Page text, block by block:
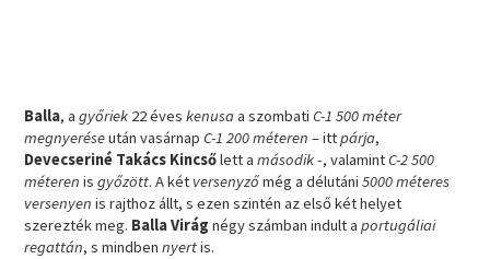
Balla, agyőriek 22 éveskenusaa szombati C-1 500 méter
megnyeréseután vasárnapC-1 200 méteren – ittpárja,
Devecseriné Takács Kincsőlett amásodik-, valamintC-2 500
méteren isgyőzött. A két versenyzőmég a délutáni5000 méteres
versenyen is rajthoz állt, s ezen szintén az első két helyet
szerezték meg. Balla Virág négy számban indult aportugáliai
regattán, s mindbennyertis.